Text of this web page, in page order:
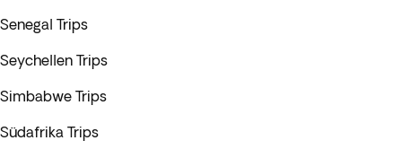
Senegal Trips
Seychellen Trips
Simbabwe Trips
Südafrika Trips